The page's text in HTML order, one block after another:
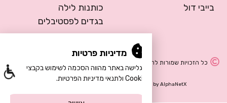
בייבי דול
כותנות לילה
בגדים לפסטיבלים
כל הזכויות שמורות להרמוסה – הלבשה תחתונה
Development byAlphaNetX
מדיניות פרטיות
הגלישה באתר מהווה הסכמה לשימוש בקבצי
Cookie ולתנאי מדיניות הפרטיות.